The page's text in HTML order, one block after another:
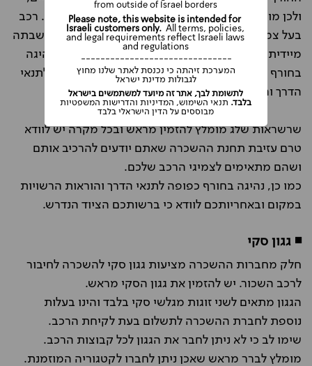
ולכן מומלץ לוודא את הנושא מראש ובתחנת ההשכרה. רכב
בעל צמיגי קיץ בעונת החורף חשוף לקנסות ואפילו להשבתה
מיידית. חשוב לדעת שלא כל הצמיגים המותאמים לנהיגה
בחורף מתאימים לנהיגה בשלג ונהיגה בחורף כפופה לתנאי
הדרך והוראות הרשויות במקום.
שרשראות שלג מומלץ להזמין מראש ובכל מקרה יש לוודא
טרם עזיבת תחנת ההשכרה שאתם יודעים להרכיב אותם
ושהם מתאימים לצמיגי הרכב שלכם.
כמו כן, נהיגה בחורף כפופה לתנאי הדרך והוראות הרשויות
במקום ובאחריותכם לוודא כי ברשותכם הציוד הנדרש.
◾ גגון סקי
חלק מחברות ההשכרה מציעות גגון סקי להשכרה לחיבור
לרכב השכור. יש להזמין את גגון הסקי מראש.
הגגון מתאים לשני זוגות מגלשי סקי בלבד והינו בעלות
נוספת לחברת ההשכרה לתשלום בעת לקיחת הרכב.
שימו לב כי לא ניתן לחבר את הגגון לכל קבוצות הרכב.
מומלץ לברר מראש שאכן ניתן לחברו לקטגוריה המוזמנת.
Please note, this website is intended for
Israeli customers only.All terms, policies,
and legal requirements reflect Israeli laws
and regulations
-------------------------------
המערכת זיהתה כי נכנסת לאתר שלנו מחוץ
לגבולות מדינת ישראל
from outside of Israel borders
לתשומת לבך, אתר זה מיועד למשתמשים בישראל
בלבד. תנאי השימוש, המדיניות והדרישות המשפטיות
מבוססים על הדין הישראלי בלבד